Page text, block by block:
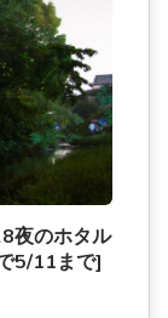
夜のホタル
5/11まで]